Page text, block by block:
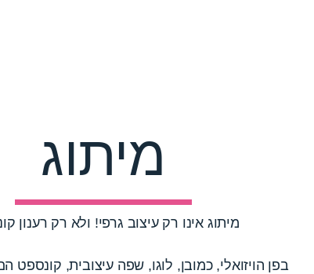
מיתוג
מיתוג אינו רק עיצוב גרפי! ולא רק רענון
בפן הויזואלי, כמובן, לוגו, שפה עיצובית, קונספט